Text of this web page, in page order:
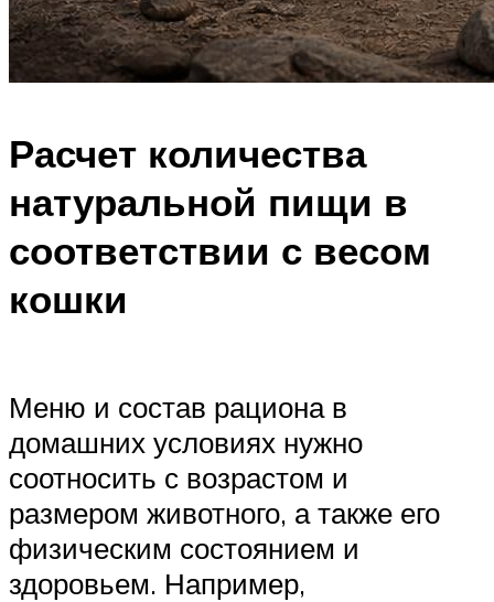
Расчет количества
натуральной пищи в
соответствии с весом
кошки
Меню и состав рациона в
домашних условиях нужно
соотносить с возрастом и
размером животного, а также его
физическим состоянием и
здоровьем. Например,